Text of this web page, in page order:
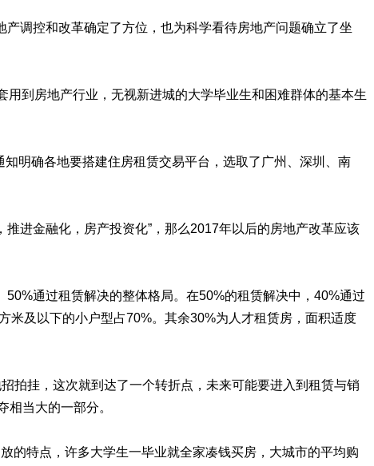
调控和改革确定了方位，也为科学看待房地产问题确立了坐
到房地产行业，无视新进城的大学毕业生和困难群体的基本生
明确各地要搭建住房租赁交易平台，选取了广州、深圳、南
进金融化，房产投资化”，那么2017年以后的房地产改革应该
通过租赁解决的整体格局。在50%的租赁解决中，40%通过
米及以下的小户型占70%。其余30%为人才租赁房，面积适度
拍挂，这次就到达了一个转折点，未来可能要进入到租赁与销
当大的一部分。
的特点，许多大学生一毕业就全家凑钱买房，大城市的平均购